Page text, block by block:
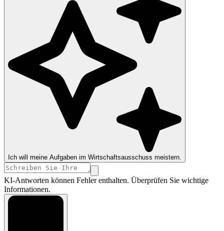
Ich will meine Aufgaben im Wirtschaftsausschuss meistern.
KI-Antworten können Fehler enthalten. Überprüfen Sie wichtige
Informationen.